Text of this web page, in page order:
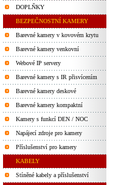
DOPLŇKY
BEZPEČNOSTNÍ KAMERY
Barevné kamery v kovovém krytu
Barevné kamery venkovní
Webové IP servery
Barevné kamery s IR přisvícením
Barevné kamery deskové
Barevné kamery kompaktní
Kamery s funkcí DEN / NOC
Napájecí zdroje pro kamery
Příslušenství pro kamery
KABELY
Stíněné kabely a příslušenství